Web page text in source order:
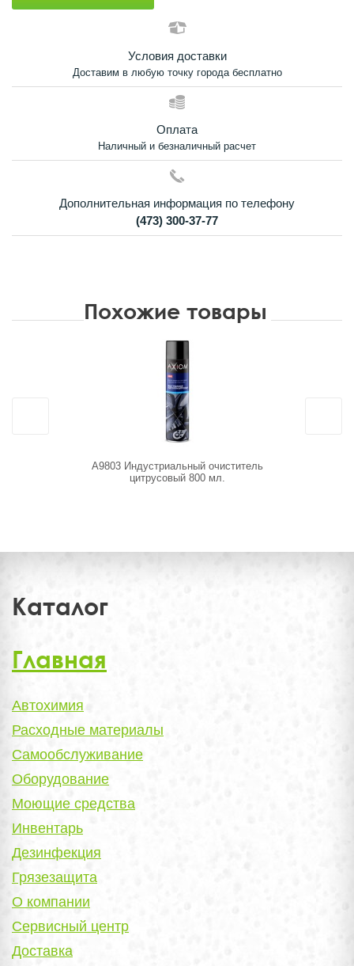
Условия доставки
Доставим в любую точку города бесплатно
Оплата
Наличный и безналичный расчет
Дополнительная информация по телефону
(473) 300-37-77
Похожие товары
A9803 Индустриальный очиститель
цитрусовый 800 мл.
Каталог
Главная
Автохимия
Расходные материалы
Самообслуживание
Оборудование
Моющие средства
Инвентарь
Дезинфекция
Грязезащита
О компании
Сервисный центр
Доставка